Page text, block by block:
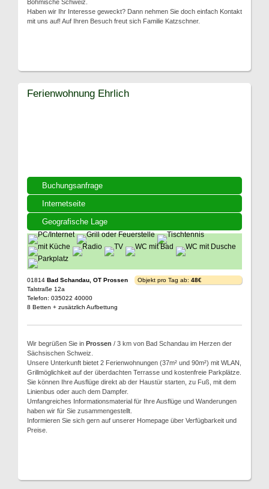
Böhmische Schweiz.
Haben wir Ihr Interesse geweckt? Dann nehmen Sie doch einfach Kontakt
mit uns auf! Auf Ihren Besuch freut sich Familie Katzschner.
Buchungsanfrage
Internetseite
Geografische Lage
Ferienwohnung Ehrlich
01814 Bad Schandau, OT Prossen
Talstraße 12a
Telefon: 035022 40000
8 Betten + zusätzlich Aufbettung
Objekt pro Tag ab: 48€
Wir begrüßen Sie in Prossen / 3 km von Bad Schandau im Herzen der
Sächsischen Schweiz.
Unsere Unterkunft bietet 2 Ferienwohnungen (37m² und 90m²) mit WLAN,
Grillmöglichkeit auf der überdachten Terrasse und kostenfreie Parkplätze.
Sie können Ihre Ausflüge direkt ab der Haustür starten, zu Fuß, mit dem
Linienbus oder auch dem Dampfer.
Umfangreiches Informationsmaterial für Ihre Ausflüge und Wanderungen
haben wir für Sie zusammengestellt.
Informieren Sie sich gern auf unserer Homepage über Verfügbarkeit und
Preise.